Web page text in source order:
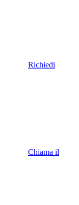
Richiedi
Chiama il